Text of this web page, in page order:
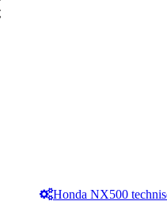
Honda NX500